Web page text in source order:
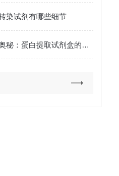
染试剂有哪些细节
解锁生命奥秘：蛋白提取试剂盒的科研应用价值